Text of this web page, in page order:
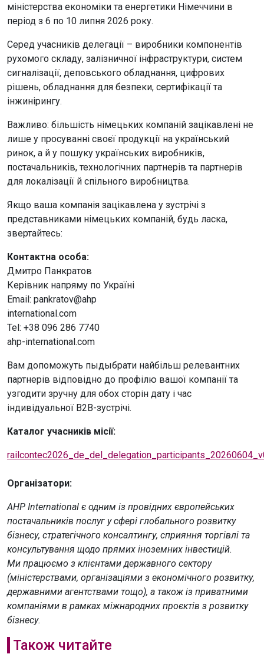
міністерства економіки та енергетики Німеччини в
період з 6 по 10 липня 2026 року.
Серед учасників делегації – виробники компонентів
рухомого складу, залізничної інфраструктури, систем
сигналізації, деповського обладнання, цифрових
рішень, обладнання для безпеки, сертифікації та
інжинірингу.
Важливо: більшість німецьких компаній зацікавлені не
лише у просуванні своєї продукції на український
ринок, а й у пошуку українських виробників,
постачальників, технологічних партнерів та партнерів
для локалізації й спільного виробництва.
Якщо ваша компанія зацікавлена у зустрічі з
представниками німецьких компаній, будь ласка,
звертайтесь:
Контактна особа:
Дмитро Панкратов
Керівник напряму по Україні
Email: pankratov@ahp
international.com
Tel: +38 096 286 7740
ahp-international.com
Вам допоможуть пыдыбрати найбільш релевантних
партнерів відповідно до профілю вашої компанії та
узгодити зручну для обох сторін дату і час
індивідуальної B2B-зустрічі.
Каталог учасників місії:
Організатори:
AHP International є одним із провідних європейських
постачальників послуг у сфері глобального розвитку
бізнесу, стратегічного консалтингу, сприяння торгівлі та
консультування щодо прямих іноземних інвестицій.
Ми працюємо з клієнтами державного сектору
(міністерствами, організаціями з економічного розвитку,
державними агентствами тощо), а також із приватними
компаніями в рамках міжнародних проєктів з розвитку
бізнесу.
Також читайте